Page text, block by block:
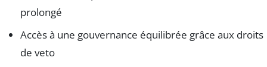
prolongé
Accès à une gouvernance équilibrée grâce aux droits
de veto